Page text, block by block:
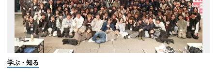
学ぶ・知る